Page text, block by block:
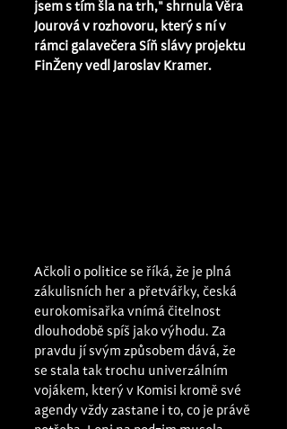
jsem s tím šla na trh," shrnula Věra
Jourová v rozhovoru, který s ní v
rámci galavečera Síň slávy projektu
FinŽeny vedl Jaroslav Kramer.
Ačkoli o politice se říká, že je plná
zákulisních her a přetvářky, česká
eurokomisařka vnímá čitelnost
dlouhodobě spíš jako výhodu. Za
pravdu jí svým způsobem dává, že
se stala tak trochu univerzálním
vojákem, který v Komisi kromě své
agendy vždy zastane i to, co je právě